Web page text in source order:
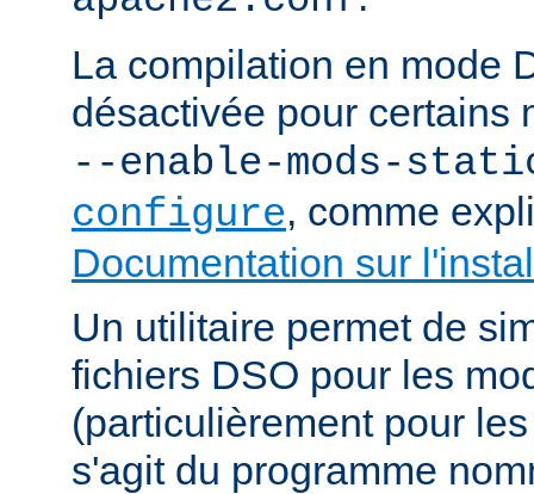
La compilation en mode
désactivée pour certains
--enable-mods-
configure, comme
Documentation sur
Un utilitaire permet de
fichiers DSO pour les
(particulièrement pour
s'agit du programme